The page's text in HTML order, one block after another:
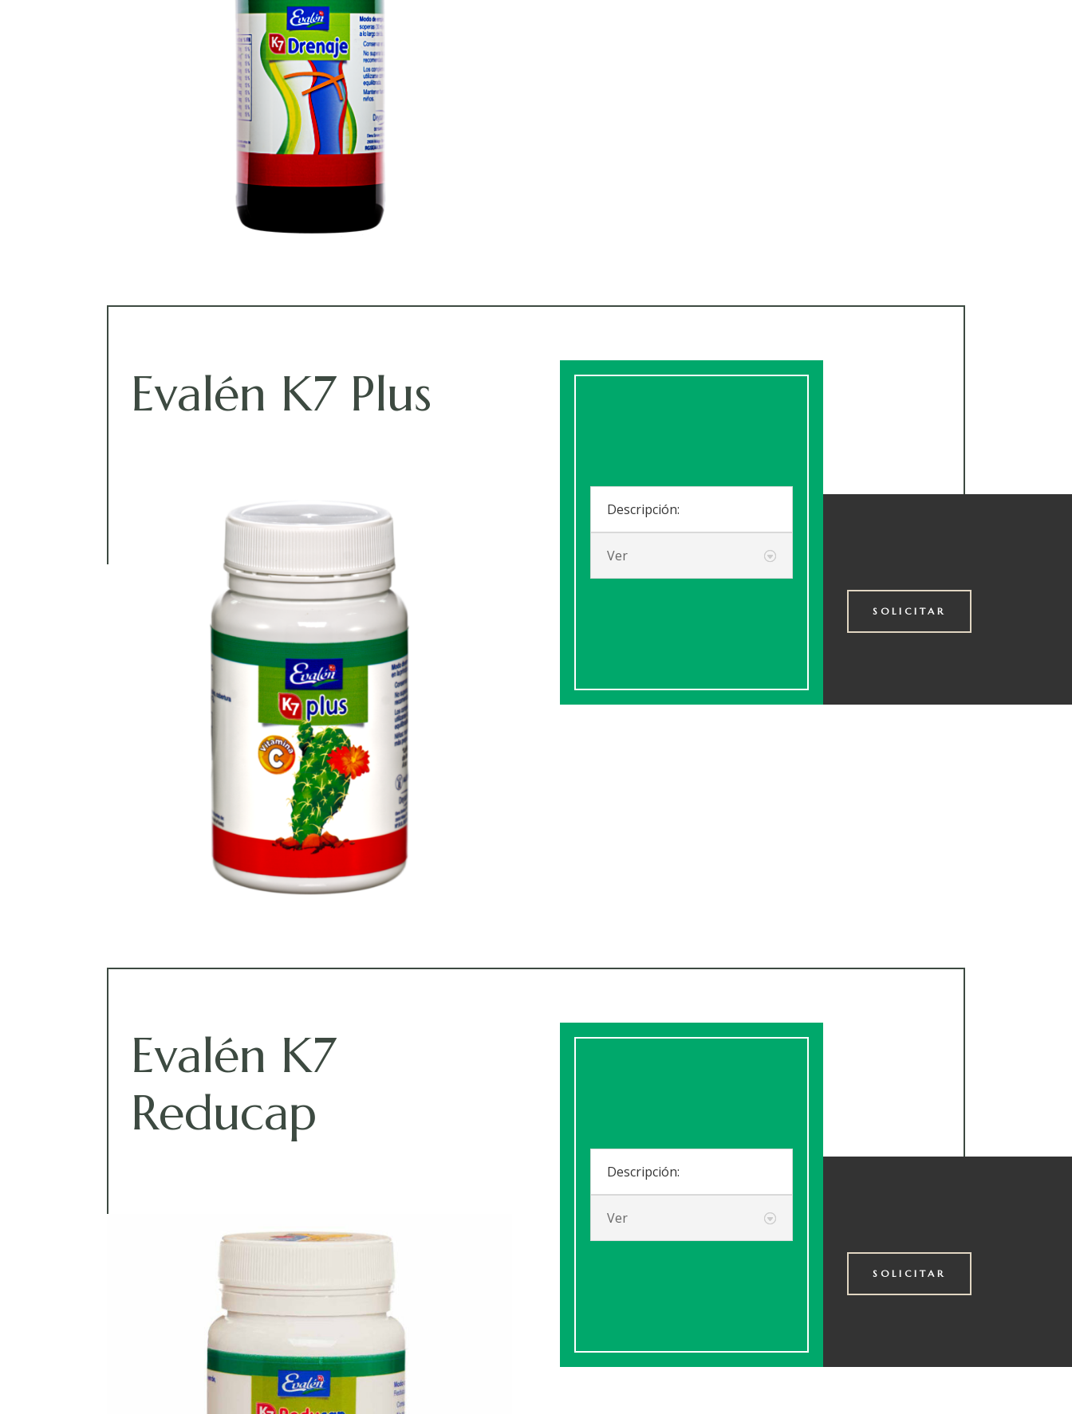
Evalén K7 Plus
Descripción:
Ver
SOLICITAR
Evalén K7
Reducap
Descripción:
Ver
SOLICITAR